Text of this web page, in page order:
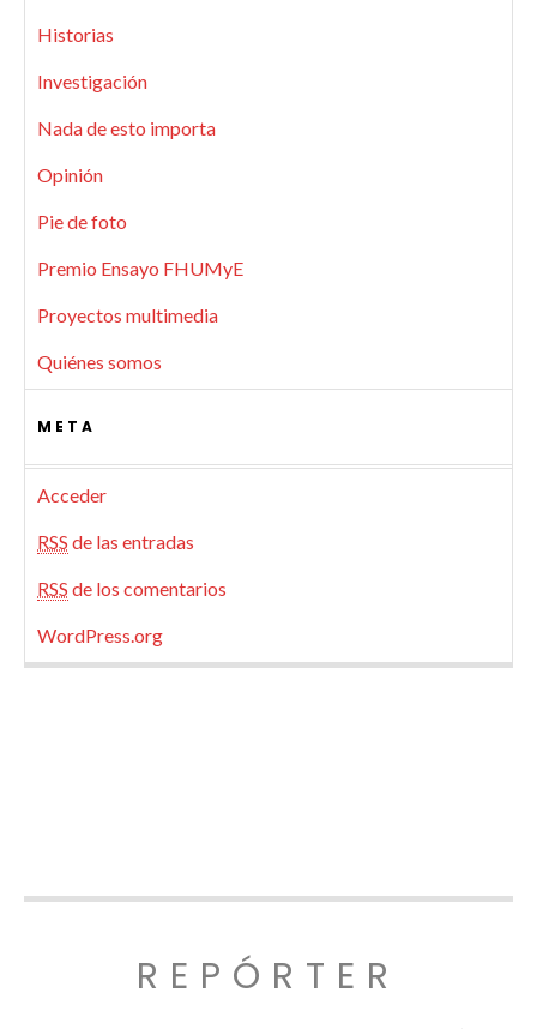
Historias
Investigación
Nada de esto importa
Opinión
Pie de foto
Premio Ensayo FHUMyE
Proyectos multimedia
Quiénes somos
META
Acceder
RSS de las entradas
RSS de los comentarios
WordPress.org
REPÓRTER